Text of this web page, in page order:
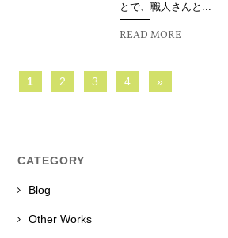
とで、職人さんと...
READ MORE
1 2 3 4 »
CATEGORY
Blog
Other Works